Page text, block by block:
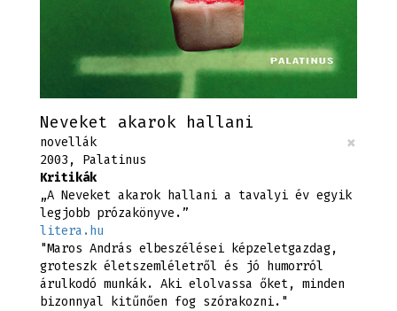
Neveket akarok hallani
×
novellák
2003, Palatinus
Kritikák
„A Neveket akarok hallani a tavalyi év egyik
legjobb prózakönyve.”
litera.hu
"Maros András elbeszélései képzeletgazdag,
groteszk életszemléletről és jó humorról
árulkodó munkák. Aki elolvassa őket, minden
bizonnyal kitűnően fog szórakozni."